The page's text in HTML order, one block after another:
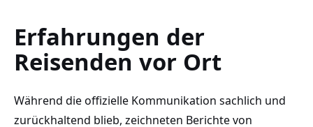
Erfahrungen der
Reisenden vor Ort
Während die offizielle Kommunikation sachlich und
zurückhaltend blieb, zeichneten Berichte von